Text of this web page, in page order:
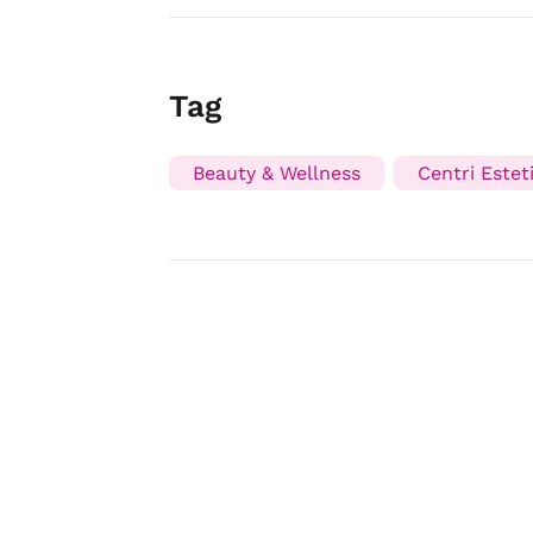
Tag
Beauty & Wellness Centri